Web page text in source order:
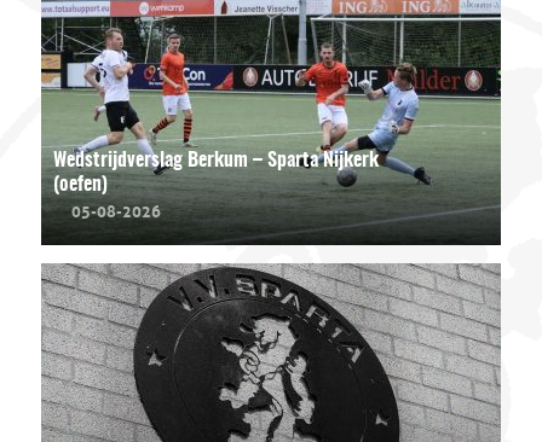
Wedstrijdverslag Berkum – Sparta Nijkerk
(oefen)
05-08-2026